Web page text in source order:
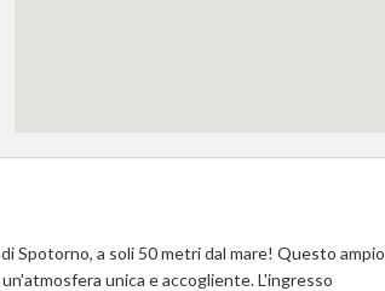
Spotorno, a soli 50 metri dal mare! Questo ampio
unica e accogliente. L'ingresso